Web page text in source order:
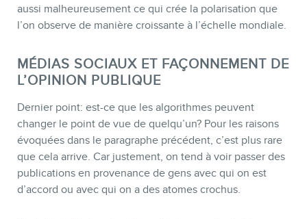
aussi malheureusement ce qui crée la polarisation que
l’on observe de manière croissante à l’échelle mondiale.
MÉDIAS SOCIAUX ET FAÇONNEMENT DE
L’OPINION PUBLIQUE
Dernier point: est-ce que les algorithmes peuvent
changer le point de vue de quelqu’un? Pour les raisons
évoquées dans le paragraphe précédent, c’est plus rare
que cela arrive. Car justement, on tend à voir passer des
publications en provenance de gens avec qui on est
d’accord ou avec qui on a des atomes crochus.